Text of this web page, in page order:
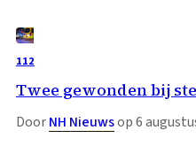
112
Twee gewonden bij
DoorNH Nieuwsop 6